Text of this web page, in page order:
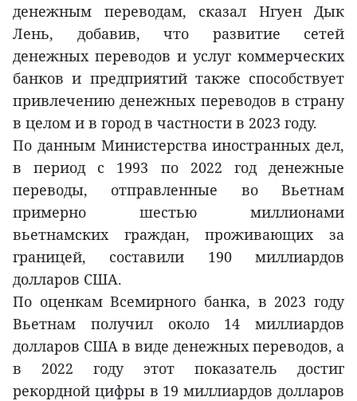
денежным переводам, сказал Нгуен Дык
Лень, добавив, что развитие сетей
денежных переводов и услуг коммерческих
банков и предприятий также способствует
привлечению денежных переводов в страну
в целом и в город в частности в 2023 году.
По данным Министерства иностранных дел,
в период с 1993 по 2022 год денежные
переводы, отправленные во Вьетнам
примерно шестью миллионами
вьетнамских граждан, проживающих за
границей, составили 190 миллиардов
долларов США.
По оценкам Всемирного банка, в 2023 году
Вьетнам получил около 14 миллиардов
долларов США в виде денежных переводов, а
в 2022 году этот показатель достиг
рекордной цифры в 19 миллиардов долларов